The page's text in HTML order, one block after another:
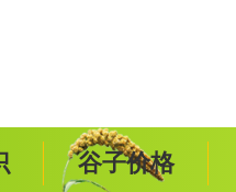
谷子价格